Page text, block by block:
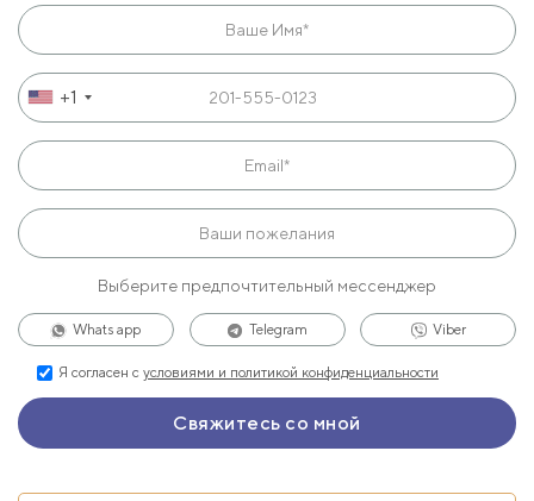
+1
Выберите предпочтительный мессенджер
Whats app Telegram Viber
Я согласен с условиями и политикой конфиденциальности